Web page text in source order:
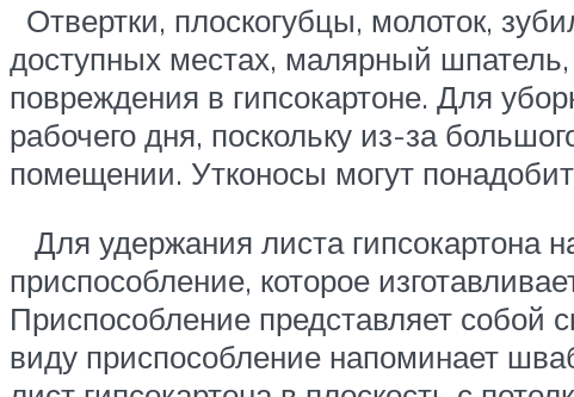
Отвертки, плоскогубцы, молоток,
доступных местах, малярный
повреждения в гипсокартоне. Для
рабочего дня, поскольку из-за
помещении. Утконосы могут
Для удержания листа гипсокартона
приспособление, которое
Приспособление представляет
виду приспособление напоминает